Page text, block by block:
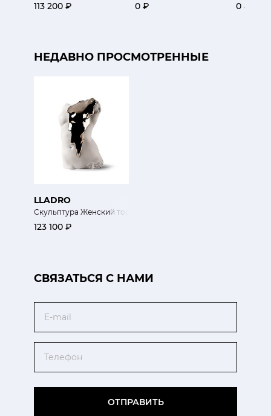
113 200 ₽ 0 ₽ 0 ₽
НЕДАВНО ПРОСМОТРЕННЫЕ
LLADRO
Скульптура Женский торс
123 100 ₽
CВЯЗАТЬСЯ С НАМИ
ОТПРАВИТЬ